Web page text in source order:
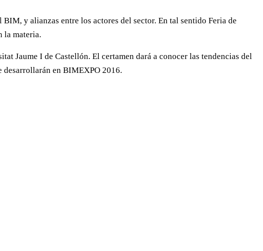
y alianzas entre los actores del sector. En tal sentido Feria de
la materia.
Jaume I de Castellón. El certamen dará a conocer las tendencias del
desarrollarán en BIMEXPO 2016.